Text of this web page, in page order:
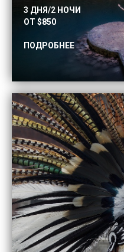
3 ДНЯ/2 НОЧИ
ОТ $850
ПОДРОБНЕЕ